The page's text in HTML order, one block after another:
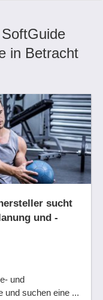
in Betracht
sucht
und -
und
und suchen eine ...